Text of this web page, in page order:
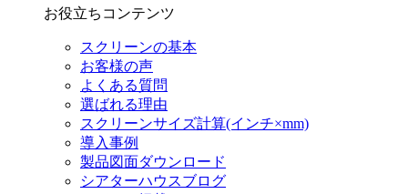
お役立ちコンテンツ
スクリーンの基本
お客様の声
よくある質問
選ばれる理由
スクリーンサイズ計算(インチ×mm)
導入事例
製品図面ダウンロード
シアターハウスブログ